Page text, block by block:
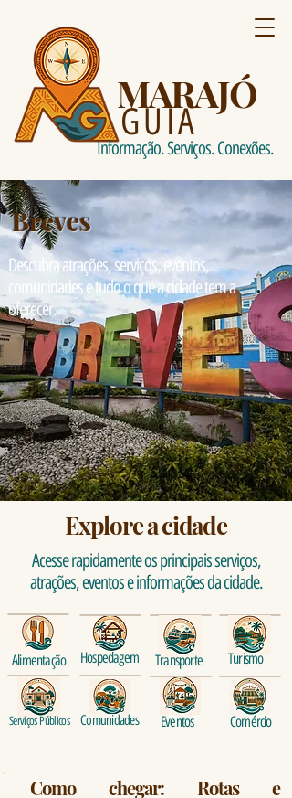
MARAJÓ
GUIA
Informação. Serviços. Conexões.
Breves
Descubra atrações, serviços, eventos,
comunidades e tudo o que a cidade tem a
oferecer.
Explore a cidade
Acesse rapidamente os principais serviços,
atrações, eventos e informações da cidade.
Alimentação
Serviços Públicos
Hospedagem
Comunidades
Transporte Turismo
Eventos Comércio
Como chegar: Rotas e